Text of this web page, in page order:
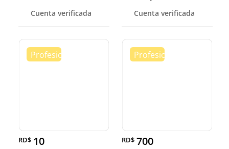
Cuenta verificada Cuenta verificada
RD$ 10 RD$ 700